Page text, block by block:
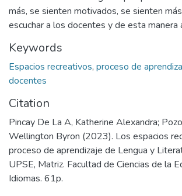
más, se sienten motivados, se sienten
escuchar a los docentes y de esta manera
Keywords
Espacios recreativos, proceso de
docentes
Citation
Pincay De La A, Katherine Alexandra;
Wellington Byron (2023). Los espacios
proceso de aprendizaje de Lengua y
UPSE, Matriz. Facultad de Ciencias de la
Idiomas. 61p.